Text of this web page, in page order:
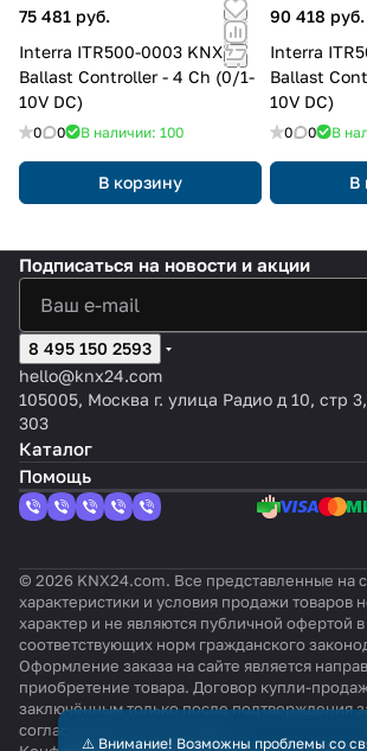
75 481 руб.
Interra ITR500-0003 KNX
Ballast Controller - 4 Ch (0/1-
10V DC)
0 0 В наличии: 100
В корзину
90 418 руб.
Interra ITR500-0001 KNX
Ballast
10V DC)
0 0 В
В
Подписаться на новости и акции
8 495 150 2593
hello@knx24.com
105005, Москва г. улица Радио д 10, стр
303
Каталог
Помощь
© 2026 KNX24.com. Все представленные на
характеристики и условия продажи товаров
характер и не являются публичной офертой
соответствующих норм гражданского
Оформление заказа на сайте является
приобретение товара. Договор купли-
заключённым только после подтверждения
согласования всех условий.
⚠️ Внимание! Возможны проблемы со